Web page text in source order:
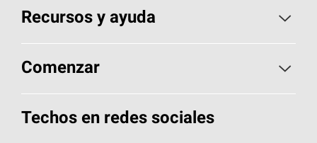
Elija sus tejas
Encuentre un contratista
Componentes para techos
Recursos y ayuda
Aspectos básicos sobre techos
Herramientas de diseño y color
Comenzar
Llame al 1-800-GET-PINK®
Techos en redes sociales